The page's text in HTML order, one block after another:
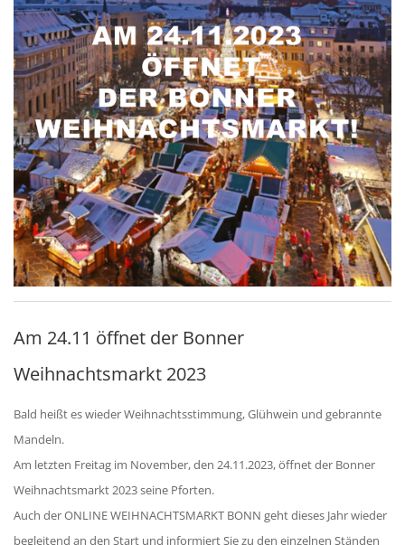
Am 24.11 öffnet der Bonner
Weihnachtsmarkt 2023
Bald heißt es wieder Weihnachtsstimmung, Glühwein und gebrannte
Mandeln.
Am letzten Freitag im November, den 24.11.2023, öffnet der Bonner
Weihnachtsmarkt 2023 seine Pforten.
Auch der ONLINE WEIHNACHTSMARKT BONN geht dieses Jahr wieder
begleitend an den Start und informiert Sie zu den einzelnen Ständen